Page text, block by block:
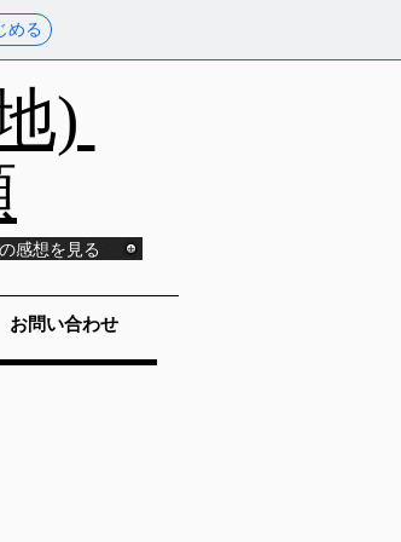
める
)
感想を見る
お問い合わせ